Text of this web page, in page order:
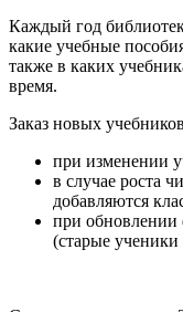
Каждый год
какие учебные
также в каких
время.
Заказ новых
при изменении
в случае роста
добавляются
при обновлении
(старые